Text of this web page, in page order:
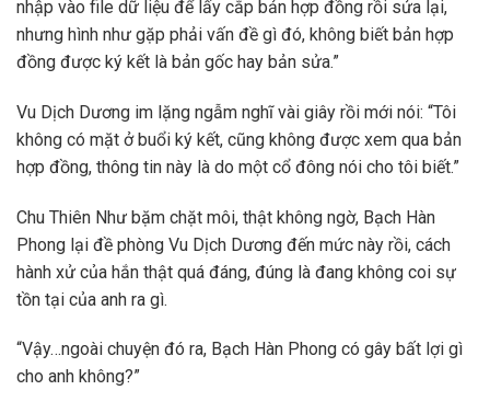
nhập vào file dữ liệu để lấy cắp bản hợp đồng rồi sửa lại,
nhưng hình như gặp phải vấn đề gì đó, không biết bản hợp
đồng được ký kết là bản gốc hay bản sửa.”
Vu Dịch Dương im lặng ngẫm nghĩ vài giây rồi mới nói: “Tôi
không có mặt ở buổi ký kết, cũng không được xem qua bản
hợp đồng, thông tin này là do một cổ đông nói cho tôi biết.”
Chu Thiên Như bặm chặt môi, thật không ngờ, Bạch Hàn
Phong lại đề phòng Vu Dịch Dương đến mức này rồi, cách
hành xử của hắn thật quá đáng, đúng là đang không coi sự
tồn tại của anh ra gì.
“Vậy…ngoài chuyện đó ra, Bạch Hàn Phong có gây bất lợi gì
cho anh không?”